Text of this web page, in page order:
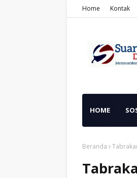
Home Kontak
HOME
Beranda